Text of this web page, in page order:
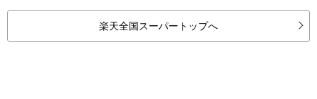
楽天全国スーパートップへ